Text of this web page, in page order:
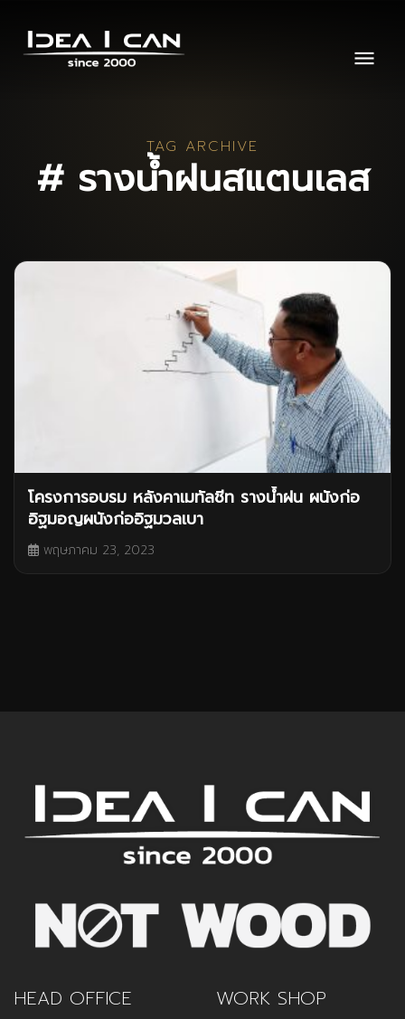
TAG ARCHIVE
# รางน้ำฝนสแตนเลส
โครงการอบรม หลังคาเมทัลชีท รางน้ำฝน ผนังก่อ
อิฐมอญผนังก่ออิฐมวลเบา
พฤษภาคม 23, 2023
HEAD OFFICE WORK SHOP